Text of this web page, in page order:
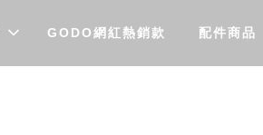
GODO網紅熱銷款 配件商品